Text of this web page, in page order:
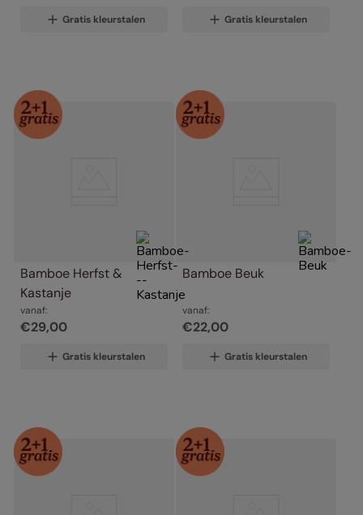
Gratis kleurstalen Gratis kleurstalen
Bamboe Herfst &
Kastanje
vanaf:
€29,00
Gratis kleurstalen
Bamboe Beuk
vanaf:
€22,00
Gratis kleurstalen